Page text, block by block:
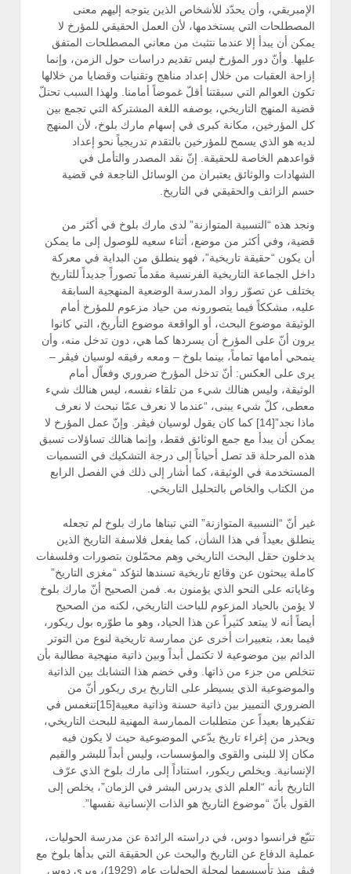
الإمبريقي، وأن يحدّد للأشخاص الذين يتوجه إليهم معنى
المصطلحات التي يستخدمها، لأن العمل الحقيقي للمؤرخ لا
يمكن أن يبدأ إلا عندما نتثبث من معاني المصطلحات المتفق
عليها. وأنّ دور المؤرخ ليس تقديم دراسات حول الزمن، وإنما
إزاحة العقبات من خلال إعداد مناهج وتقنيات وقضايا من خلالها
تكون العوالم التي سبقتنا أقلّ غموضاً أمامنا. ولهذا السبب تحتلّ
قضية المنهج التاريخي، بوصفه اللغة المشتركة التي تجمع بين
كل المؤرخين، مكانة كبرى في إسهام مارك بلوخ، لأن المنهج
لديه هو الذي يسمح للمؤرخين بالتقدم تدريجياً نحو إعداد
قواعدهم الخاصة للحقيقة. إنّ نقد المصدر والتأمل في
الشهادات والوثائق يعتبران من الوسائل الناجعة في قضية
حسم الزائف والحقيقي في التاريخ.
ونجد هذه “النسبية المتوازنة” لدى مارك بلوخ في أكثر من
قضية، وفي أكثر من موضع، أثناء سعيه للوصول إلى ما يمكن
أن يكون “حقيقة تاريخية”، فهو ينطلق من البداية في معركة
داخل الجماعة التاريخية الفرنسية مقدماً تصوراً جديداً للتاريخ
يختلف عن تصوّر رواد المدرسة الوضعية المنهجية السابقة
عليه، مشككاً فيما يتصورونه من حياد مزعوم للمؤرخ أمام
الوثيقة موضوع البحث، أو الواقعة موضوع التأريخ، التي كانوا
يرون أنّ على المؤرخ أن يسردها كما هي، دون تدخل منه، وأن
ينمحي أمامها تماماً، بينما بلوخ – ومعه رفيقه لوسيان فيڤر –
يرى على العكس: أنّ تدخل المؤرخ ضروري وفعاّل أمام
الوثيقة، وليس هنالك شيء من تلقاء نفسه، ليس هنالك شيء
معطى، كلّ شيء يبنى، “عندما لا نعرف عمّا نبحث لا نعرف
ماذا نجد”[14] كما كان يقول لوسيان فيڤر. وإنّ عمل المؤرخ لا
يمكن أن يبدأ مع جمع الوثائق فقط، وإنما هنالك تساؤلات تسبق
هذه المرحلة قد تصل أحياناً إلى درجة التشكيك في التسميات
المستخدمة في الوثيقة، كما أشار إلى ذلك في الفصل الرابع
من الكتاب والخاص بالتحليل التاريخي.
غير أنّ “النسبية المتوازنة” التي تبناها مارك بلوخ لم تجعله
ينطلق بعيداً في هذا الشأن، كما يفعل فلاسفة التاريخ الذين
يدخلون حقل البحث التاريخي وهم محمّلون بتصورات وفلسفات
كاملة يبحثون عن وقائع تاريخية تسندها لتؤكد “مغزى التاريخ”
وغاياته على النحو الذي يؤمنون به. فمن الصحيح أنّ مارك بلوخ
لا يؤمن بالحياد المزعوم للباحث التاريخي، لكنه من الصحيح
أيضاً أنه لا يبتعد كثيراً عن هذا الحياد، وهو ما طوّره بول ريكور،
فيما بعد، بتعبيرات أخرى عن ممارسة تاريخية لنوع من التوتر
الدائم بين موضوعية لا تكتمل أبداً وبين ذاتية منهجية مطالبة بأن
تتخلص من جزء من ذاتها. وفي خضم هذا التشابك بين الذاتية
والموضوعية الذي يسيطر على التاريخ يرى ريكور أنّ من
الضروري التمييز بين ذاتية حسنة وذاتية معيبة[15]تنغمس في
تفكيرها بعيداً عن متطلبات الممارسة المهنية للبحث التاريخي،
ويحذر من إغراء تاريخ يدّعي الموضوعية حيث لا يكون فيه
مكان إلا للبنى والقوى والمؤسسات، وليس أبداً للبشر والقيم
الإنسانية. ويخلص ريكور، استناداً إلى مارك بلوخ الذي عرّف
التاريخ بأنه “العلم الذي يدرس البشر في الزمان”، يخلص إلى
القول بأنّ “موضوع التاريخ هو الذات الإنسانية نفسها”.
تتبّع فرانسوا دوس، في دراسته الرائدة عن مدرسة الحوليات،
عملية الدفاع عن التاريخ والبحث عن الحقيقة التي بدأها بلوخ مع
فيڤر منذ تأسيسهما لمجلة الحوليات عام (1929)، ويرى دوس